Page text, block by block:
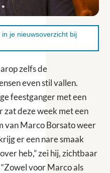
je nieuwsoverzicht bij
zelfs de
even stil vallen.
feestganger met een
zat deze week met een
van Marco Borsato weer
er een nare smaak
heb,” zei hij, zichtbaar
voor Marco als